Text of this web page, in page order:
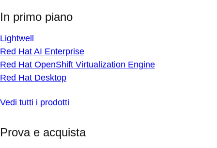
In primo piano
Lightwell
Red Hat AI Enterprise
Red Hat OpenShift Virtualization Engine
Red Hat Desktop
Vedi tutti i prodotti
Prova e acquista